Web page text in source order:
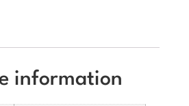
information